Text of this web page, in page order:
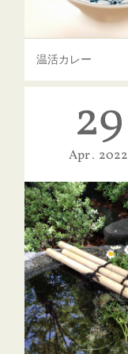
温活カレー
29
Apr 2022